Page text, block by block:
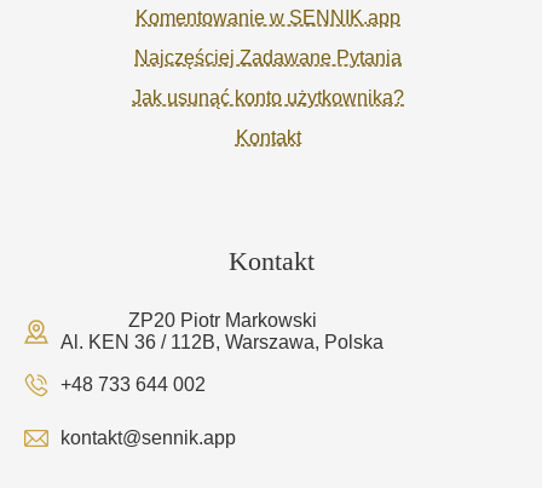
Komentowanie w SENNIK.app
Najczęściej Zadawane Pytania
Jak usunąć konto użytkownika?
Kontakt
Kontakt
ZP20 Piotr Markowski
Al. KEN 36 / 112B, Warszawa, Polska
+48 733 644 002
kontakt@sennik.app